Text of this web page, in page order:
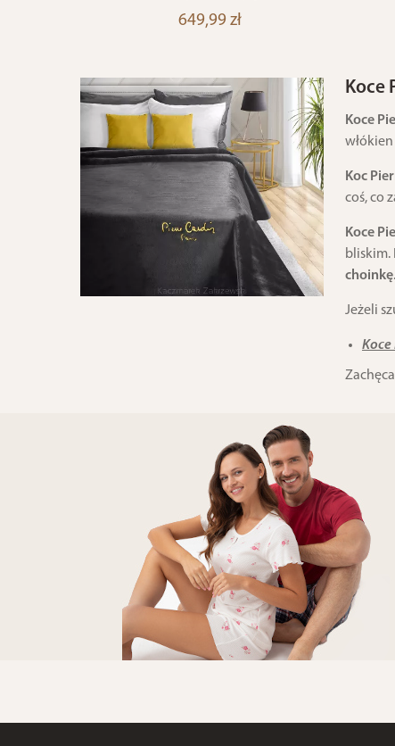
649,99 zł
Koce
Koce
Koc
coś, co
Koce
bliskim.
choinkę.
Jeżeli
Koce